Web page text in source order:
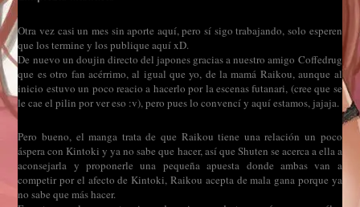
Otra vez casi un mes sin aporte aquí, pero sí sigo trabajando, solo esperen
que los termine y los publique aquí xD.
De nuevo un doujin directo del japones gracias a nuestro amigo Coffedrug
que es otro fan acérrimo, al igual que yo, de la mamá Raikou, aunque al
inicio estuvo un poco reacio a hacerlo por la escenas futanari, (cree que se
le cae el pilin por ver eso :v), pero pues lo convencí y aquí estamos, jajaja.
Pero bueno, el manga trata de que Raikou tiene una relación un poco
áspera con Kintoki y ya no sabe que hacer, así que Shuten se acerca a ella a
aconsejarla y proponerle una pequeña apuesta donde ambas van a
competir por el afecto de Kintoki, Raikou acepta de mala gana porque ya
no sabe que más hacer.